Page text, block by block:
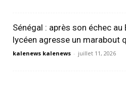
Sénégal : après son échec au
lycéen agresse un marabout
kalenews kalenews - juillet 11, 2026